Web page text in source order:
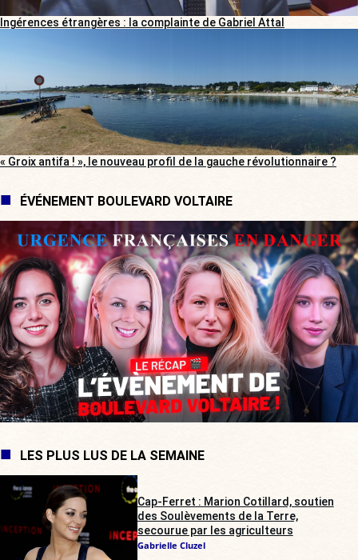
Ingérences étrangères : la complainte de Gabriel Attal
« Groix antifa ! », le nouveau profil de la gauche révolutionnaire ?
ÉVÉNEMENT BOULEVARD VOLTAIRE
LES PLUS LUS DE LA SEMAINE
Cap-Ferret : Marion Cotillard, soutien
des Soulèvements de la Terre,
secourue par les agriculteurs
Gabrielle Cluzel